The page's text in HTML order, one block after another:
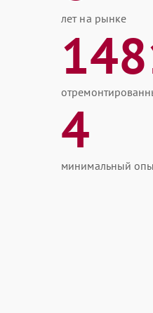
лет на рынке
4
минимальный